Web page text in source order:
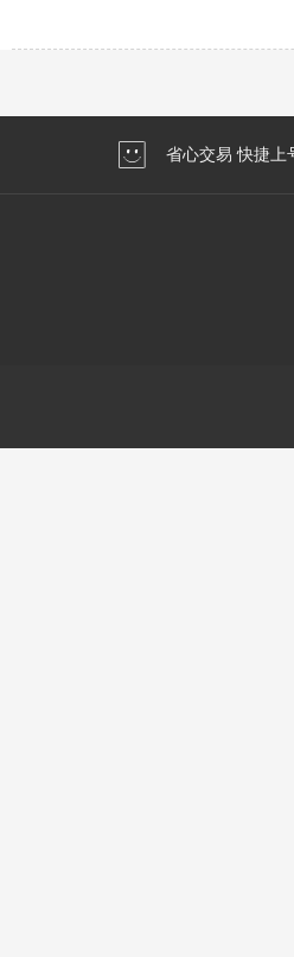
省心交易 快捷上